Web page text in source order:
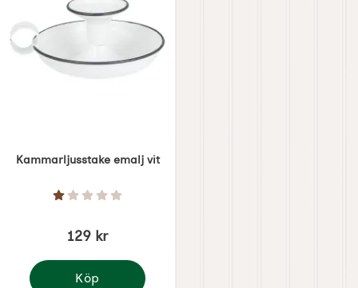
Kammarljusstake emalj vit
Art. nr 1993 Betyg: 1 Stjärnor av 5
129 kr
Köp